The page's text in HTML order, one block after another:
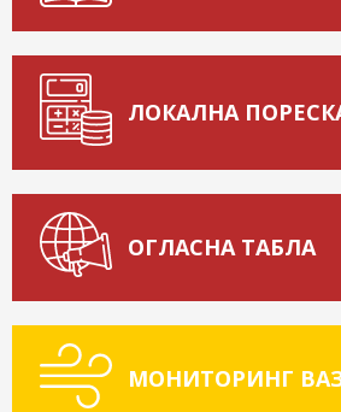
ЛОКАЛНА
ОГЛАСНА ТАБЛА
МОНИТОРИНГ